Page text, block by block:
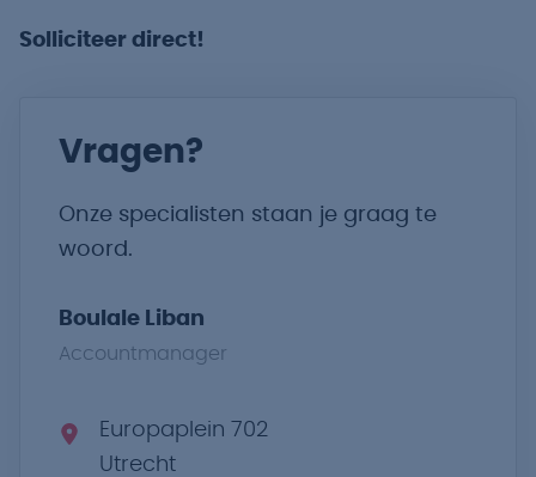
Solliciteer direct!
Vragen?
Onze specialisten staan je graag te
woord.
Boulale Liban
Accountmanager
Europaplein 702
Utrecht